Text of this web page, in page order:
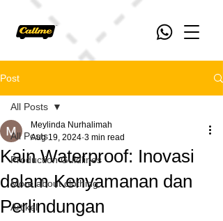
Post
All Posts
Production Guidlines
More about clothing
Artikel
All Posts
Kain Waterproof: Inovasi
dalam Kenyamanan dan
Perlindungan
Meylinda Nurhalimah
Aug 19, 2024 3 min read